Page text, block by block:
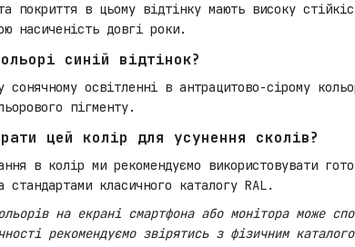
покриття в цьому відтінку мають високу
насиченість довгі роки.
синій відтінок?
сонячному освітленні в антрацитово-сірому
пігменту.
цей колір для усунення сколів?
в колір ми рекомендуємо використовувати
стандартами класичного каталогу RAL.
на екрані смартфона або монітора може
рекомендуємо звірятись з фізичним